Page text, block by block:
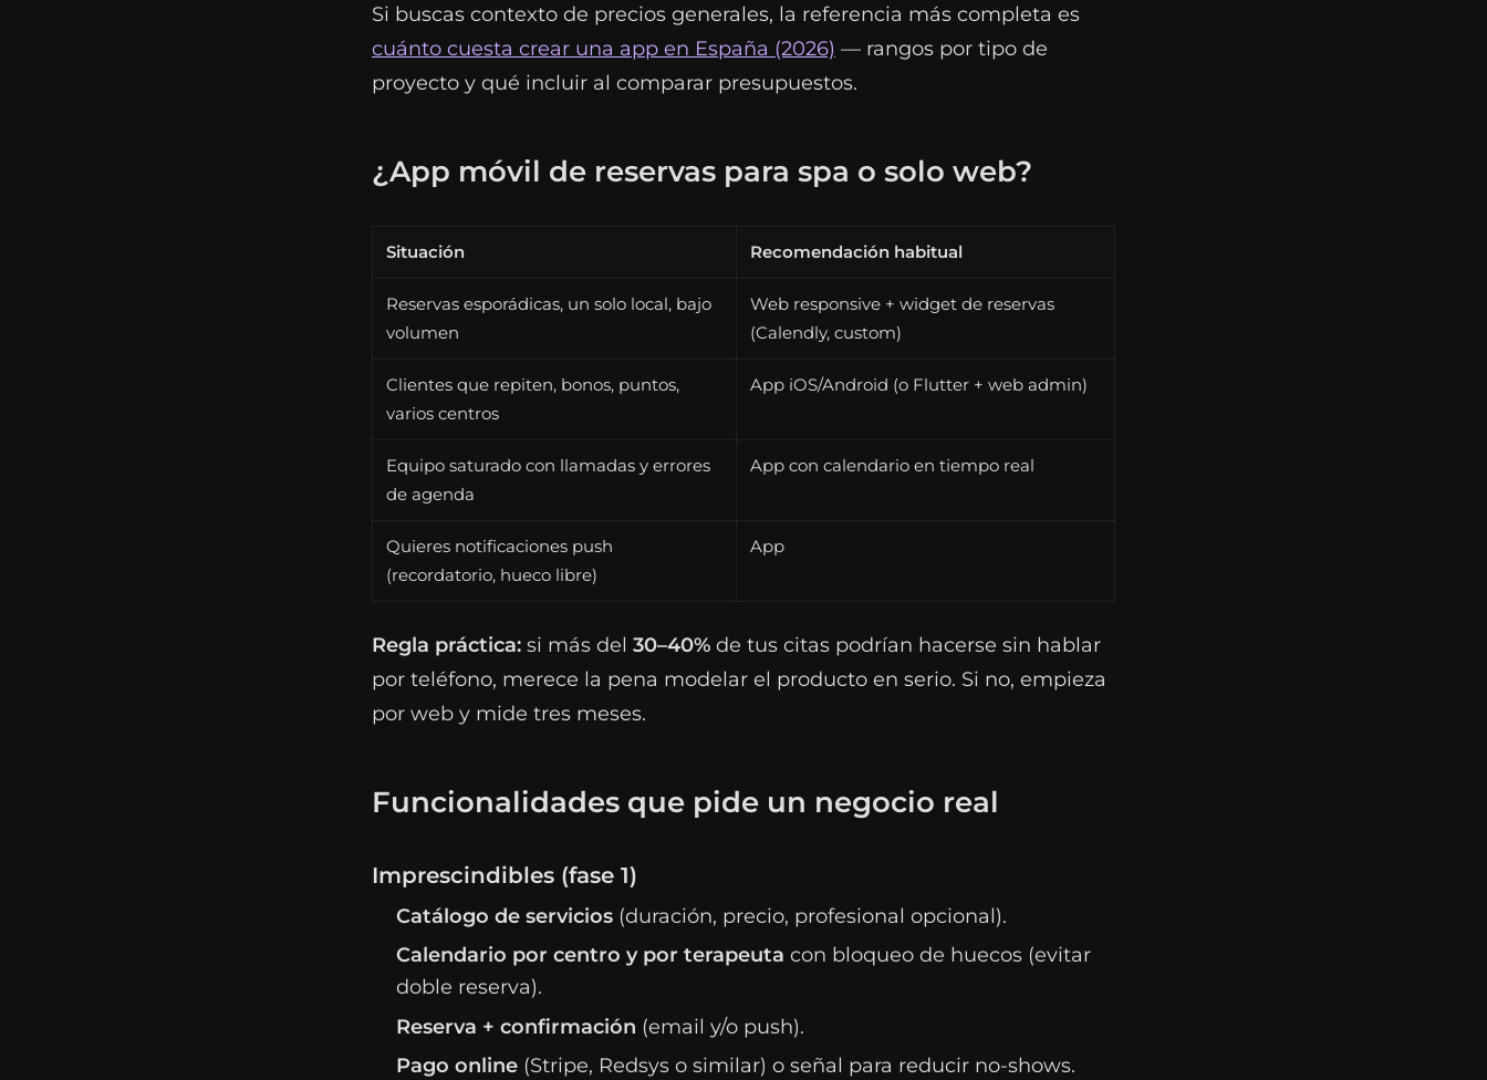
Si buscas contexto de precios generales, la referencia más completa es
cuánto cuesta crear una app en España (2026) — rangos por tipo de
proyecto y qué incluir al comparar presupuestos.
¿App móvil de reservas para spa o solo web?
Situación Recomendación habitual
Reservas esporádicas, un solo local, bajo
volumen
Web responsive + widget de reservas
(Calendly, custom)
Clientes que repiten, bonos, puntos,
varios centros
App iOS/Android (o Flutter + web admin)
Equipo saturado con llamadas y errores
de agenda
App con calendario en tiempo real
Quieres notificaciones push
(recordatorio, hueco libre)
App
Regla práctica: si más del 30–40% de tus citas podrían hacerse sin hablar
por teléfono, merece la pena modelar el producto en serio. Si no, empieza
por web y mide tres meses.
Funcionalidades que pide un negocio real
Imprescindibles (fase 1)
Catálogo de servicios(duración, precio, profesional opcional).
Calendario por centro y por terapeuta con bloqueo de huecos (evitar
doble reserva).
Reserva + confirmación (email y/o push).
Pago online(Stripe, Redsys o similar) o señal para reducir no-shows.